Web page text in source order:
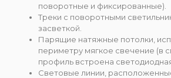
поворотные и фиксированные).
Треки с поворотными
засветкой.
Парящие натяжные потолки,
периметру мягкое свечение (в
профиль встроена
Световые линии,